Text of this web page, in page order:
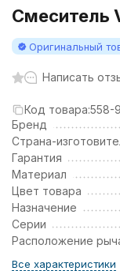
Смеситель
Оригинальный
Написать
Код товара:558-
Бренд
Страна-
Гарантия
Материал
Цвет товара
Назначение
Серии
Расположение
Все характеристики